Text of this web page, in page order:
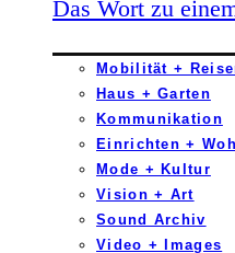
Das Wort zu
Mobilität +
Haus + Garten
Kommunikation
Einrichten +
Mode + Kultur
Vision + Art
Sound Archiv
Video + Images